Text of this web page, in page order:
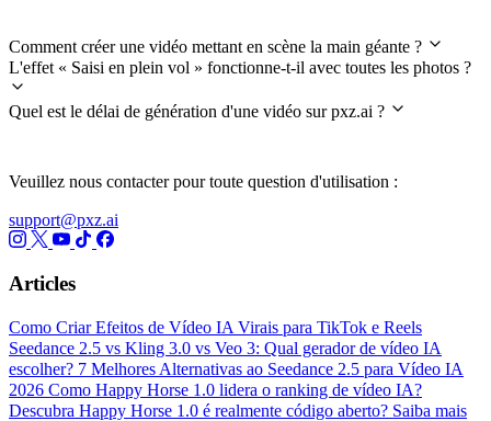
Comment créer une vidéo mettant en scène la main géante ?
L'effet « Saisi en plein vol » fonctionne-t-il avec toutes les photos ?
Quel est le délai de génération d'une vidéo sur pxz.ai ?
Veuillez nous contacter pour toute question d'utilisation :
support@pxz.ai
Articles
Como Criar Efeitos de Vídeo IA Virais para TikTok e Reels
Seedance 2.5 vs Kling 3.0 vs Veo 3: Qual gerador de vídeo IA
escolher? 7 Melhores Alternativas ao Seedance 2.5 para Vídeo IA
2026 Como Happy Horse 1.0 lidera o ranking de vídeo IA?
Descubra Happy Horse 1.0 é realmente código aberto? Saiba mais